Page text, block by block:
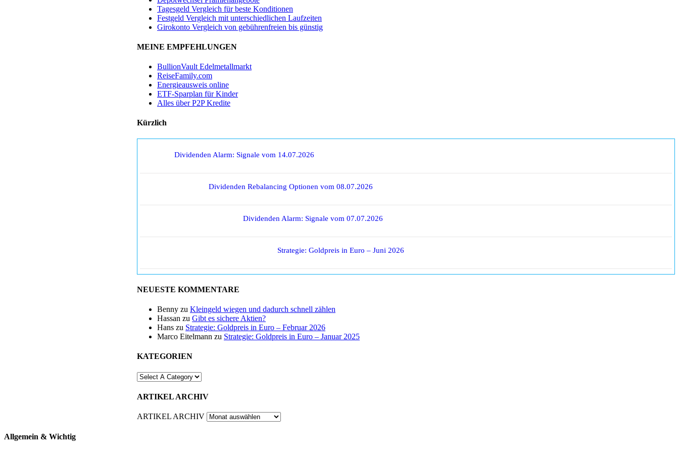
Tagesgeld Vergleich für beste Konditionen
Festgeld Vergleich mit unterschiedlichen Laufzeiten
Girokonto Vergleich von gebührenfreien bis günstig
MEINE EMPFEHLUNGEN
BullionVault Edelmetallmarkt
ReiseFamily.com
Energieausweis online
ETF-Sparplan für Kinder
Alles über P2P Kredite
Kürzlich
Dividenden Alarm: Signale vom 14.07.2026
Dividenden Rebalancing Optionen vom 08.07.2026
Dividenden Alarm: Signale vom 07.07.2026
Strategie: Goldpreis in Euro – Juni 2026
NEUESTE KOMMENTARE
Benny zu Kleingeld wiegen und dadurch schnell zählen
Hassan zu Gibt es sichere Aktien?
Hans zu Strategie: Goldpreis in Euro – Februar 2026
Marco Eitelmann zu Strategie: Goldpreis in Euro – Januar 2025
KATEGORIEN
ARTIKEL ARCHIV
ARTIKEL ARCHIV
Allgemein & Wichtig